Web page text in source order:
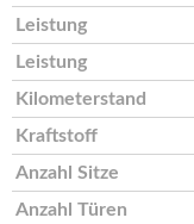
Leistung
Leistung
Kilometerstand
Kraftstoff
Anzahl Sitze
Anzahl Türen